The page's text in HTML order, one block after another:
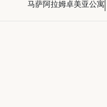
马萨阿拉姆卓美亚公寓